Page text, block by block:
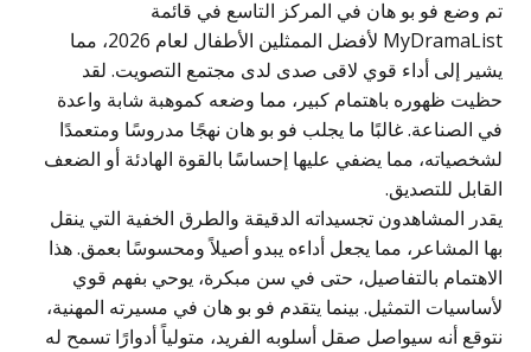
وضع فو بو هان في المركز التاسع في قائمة
MyDramaList لأفضل الممثلين الأطفال لعام 2026، مما
إلى أداء قوي لاقى صدى لدى مجتمع التصويت. لقد
ظهوره باهتمام كبير، مما وضعه كموهبة شابة واعدة
الصناعة. غالبًا ما يجلب فو بو هان نهجًا مدروسًا ومتعمدًا
مما يضفي عليها إحساسًا بالقوة الهادئة أو الضعف
للتصديق.
المشاهدون تجسيداته الدقيقة والطرق الخفية التي ينقل
المشاعر، مما يجعل أداءه يبدو أصيلاً ومحسوسًا بعمق. هذا
بالتفاصيل، حتى في سن مبكرة، يوحي بفهم قوي
التمثيل. بينما يتقدم فو بو هان في مسيرته المهنية،
أنه سيواصل صقل أسلوبه الفريد، متولياً أدوارًا تسمح له